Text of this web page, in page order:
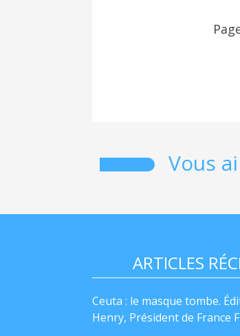
Vous
ARTICLES
Ceuta : le masque tombe.
Henry, Président de France